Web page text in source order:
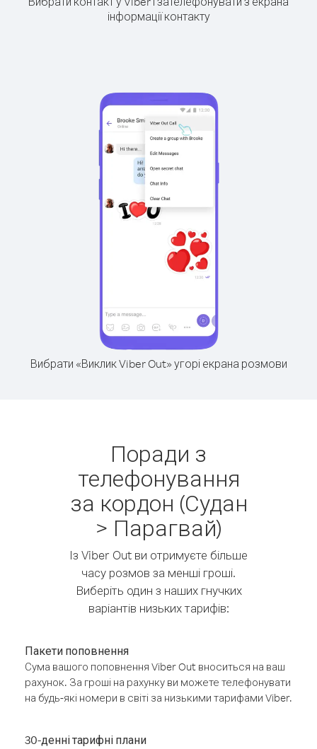
інформації контакту
Вибрати «Виклик Viber Out» угорі екрана розмови
Поради з
телефонування
за кордон (Судан
> Парагвай)
Із Viber Out ви отримуєте більше
часу розмов за менші гроші.
Виберіть один з наших гнучких
варіантів низьких тарифів:
Пакети поповнення
Сума вашого поповнення Viber Out вноситься на ваш
рахунок. За гроші на рахунку ви можете телефонувати
на будь-які номери в світі за низькими тарифами Viber.
30-денні тарифні плани